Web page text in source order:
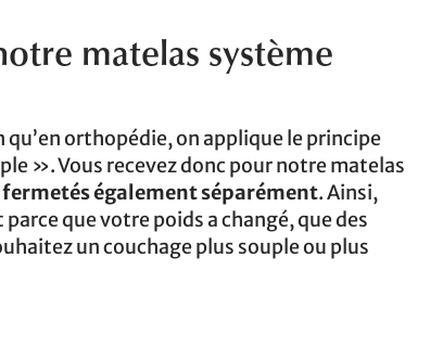
matelas système
qu’en orthopédie, on applique le principe
». Vous recevez donc pour notre matelas
également séparément. Ainsi,
que votre poids a changé, que des
un couchage plus souple ou plus